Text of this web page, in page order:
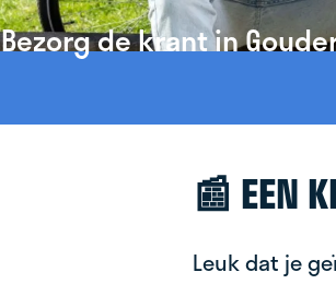
Bezorg de krant in
📰 EEN
Leuk dat je